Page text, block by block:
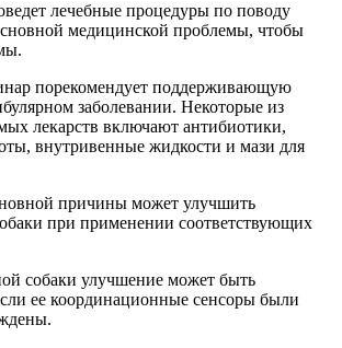
лечебные процедуры по поводу
медицинской проблемы, чтобы
порекомендует поддерживающую
заболевании. Некоторые из
лекарств включают антибиотики,
внутривенные жидкости и мази для
причины может улучшить
при применении соответствующих
собаки улучшение может быть
ее координационные сенсоры были